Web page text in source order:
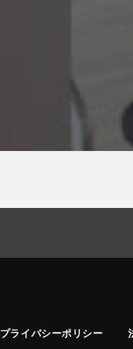
プライバシーポリシー